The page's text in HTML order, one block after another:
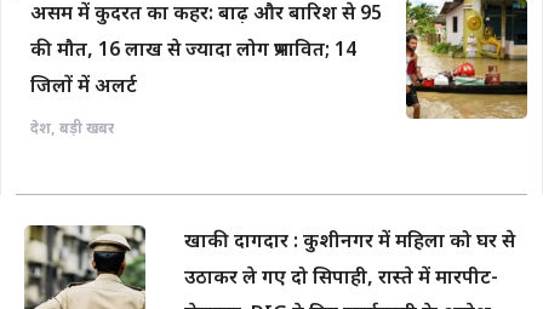
असम में कुदरत का कहर: बाढ़ और बारिश से 95
की मौत, 16 लाख से ज्यादा लोग प्रभावित; 14
जिलों में अलर्ट
देश, बड़ी खबर
खाकी दागदार : कुशीनगर में महिला को घर से
उठाकर ले गए दो सिपाही, रास्ते में मारपीट-